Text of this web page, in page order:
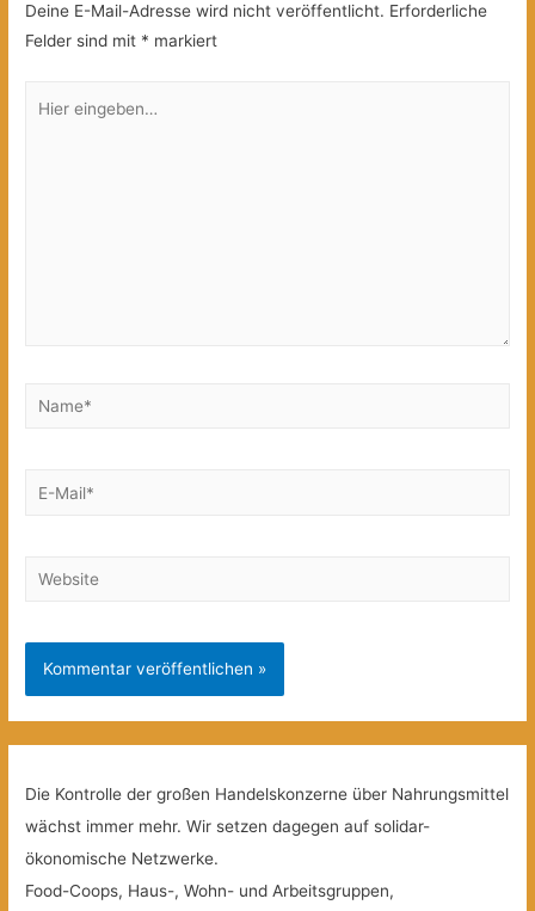
Deine E-Mail-Adresse wird nicht veröffentlicht. Erforderliche
Felder sind mit * markiert
eingeben…
Name*
E-
Website
Die Kontrolle der großen Handelskonzerne über Nahrungsmittel
wächst immer mehr. Wir setzen dagegen auf solidar-
ökonomische Netzwerke.
Food-Coops, Haus-, Wohn- und Arbeitsgruppen,